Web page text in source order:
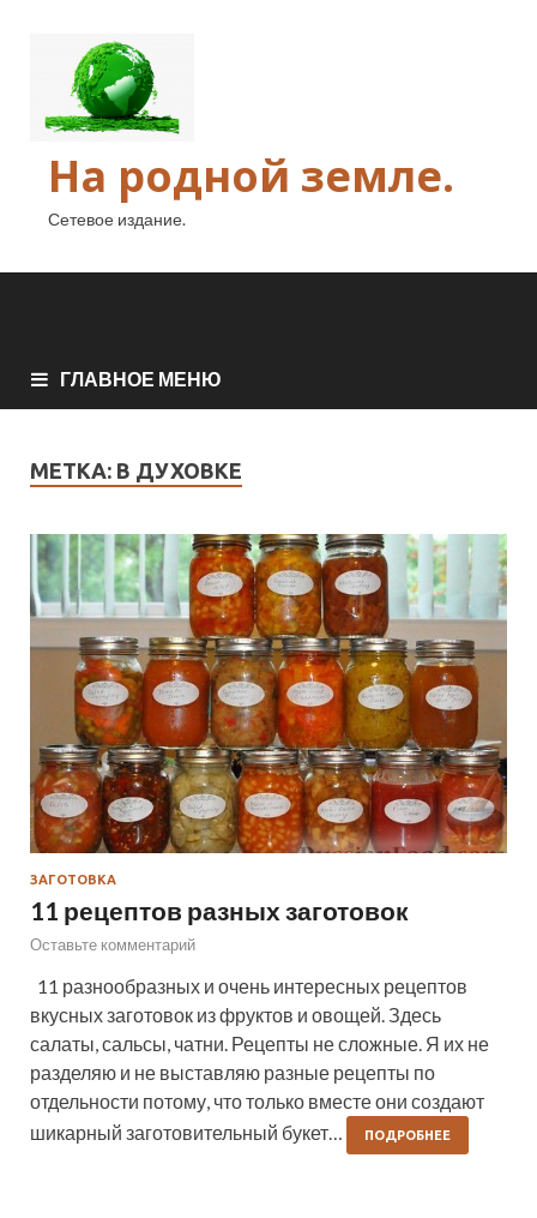
На родной земле.
Сетевое издание.
ГЛАВНОЕ МЕНЮ
МЕТКА: В ДУХОВКЕ
ЗАГОТОВКА
11 рецептов разных заготовок
Оставьте комментарий
11 разнообразных и очень интересных рецептов
вкусных заготовок из фруктов и овощей. Здесь
салаты, сальсы, чатни. Рецепты не сложные. Я их не
разделяю и не выставляю разные рецепты по
отдельности потому, что только вместе они создают
шикарный заготовительный букет…
ПОДРОБНЕЕ